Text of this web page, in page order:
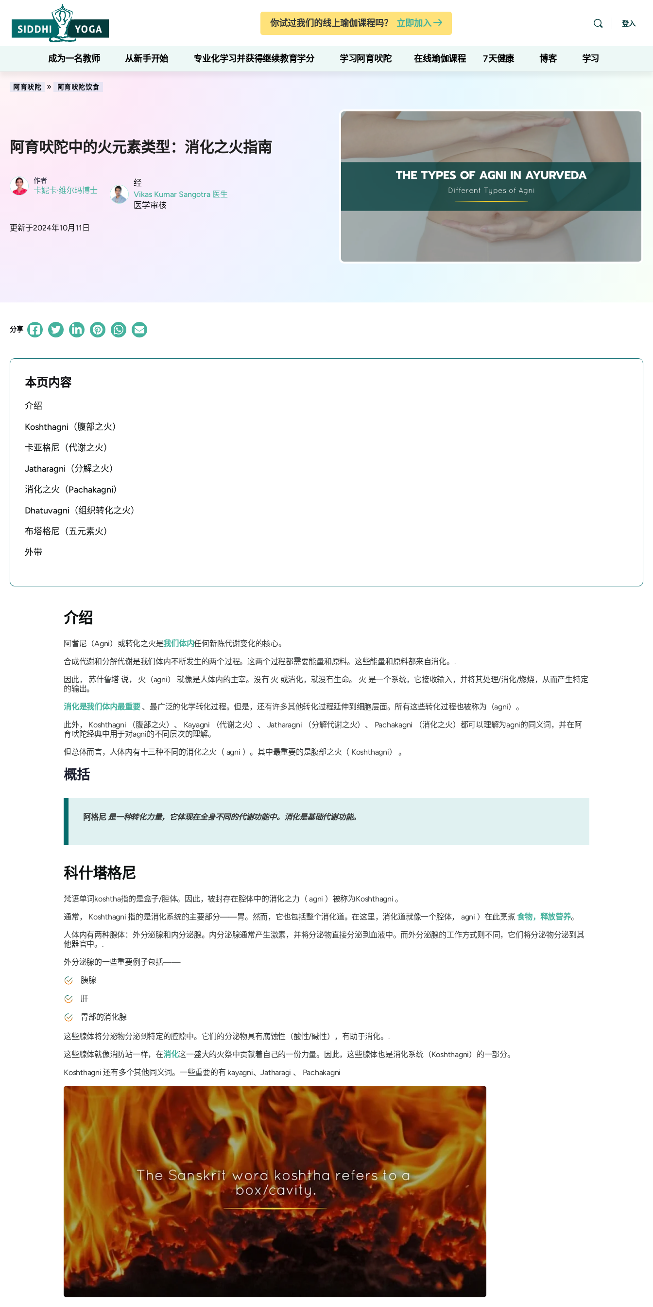
你试过我们的线上瑜伽课程吗？ 立即加入 登入
成为一名教师 从新手开始 专业化学习并获得继续教育学分 学习阿育吠陀 在线瑜伽课程 7天健康 博客 学习
阿育吠陀 » 阿育吠陀饮食
阿育吠陀中的火元素类型：消化之火指南
作者
卡妮卡·维尔玛博士
经
Vikas Kumar Sangotra 医生
医学审核
更新于2024年10月11日
分享
本页内容
介绍
Kosht​​hagni（腹部之火）
卡亚格尼（代谢之火）
Jatharagni（分解之火）
消化之火（Pachakagni）
Dhatuvagni（组织转化之火）
布塔格尼（五元素火）
外带
介绍
阿耆尼（Agni） 或转化之火是我们体内任何新陈代谢变化的核心。
合成代谢和分解代谢是我们体内不断发生的两个过程。这两个过程都需要能量和原料。这些能量和原料都来自消化。.
因此， 苏什鲁塔 说， 火（agni） 就像是人体内的主宰。没有 火 或消化，就没有生命。 火 是一个系统，它接收输入，并将其处理/消化/燃烧，从而产生特定
的输出。
消化是我们体内最重要、最广泛的化学转化过程。但是，还有许多其他转化过程延伸到细胞层面。所有这些转化过程也被称为 （agni）。
此外， Kosht​​hagni （腹部之火）、 Kayagni （代谢之火）、 Jatharagni （分解代谢之火）、 Pachakagni
（消化之火）都可以理解为agni的同义词，并在阿
育吠陀经典中用于对agni的不同层次的理解。
但总体而言，人体内有十三种不同的消化之火（ agni ）。其中最重要的是腹部之火（ Kosht​​hagni） 。
概括
阿格尼是一种转化力量，它体现在全身不同的代谢功能中。消化是基础代谢功能。
科什塔格尼
梵语单词 koshtha指的是盒子/腔体。因此，被封存在腔体中的消化之力（agni ）被称为Kosht​​hagni 。
通常， Kosht​​hagni 指的是消化系统的主要部分——胃。然而，它也包括整个消化道。在这里，消化道就像一个腔体， agni ）在此烹煮食物，释放营养。
人体内有两种腺体：外分泌腺和内分泌腺。内分泌腺通常产生激素，并将分泌物直接分泌到血液中。而外分泌腺的工作方式则不同，它们将分泌物分泌到其
他器官中。.
外分泌腺的一些重要例子包括——
胰腺
肝
胃部的消化腺
这些腺体将分泌物分泌到特定的腔隙中。它们的分泌物具有腐蚀性（酸性/碱性），有助于消化。.
这些腺体就像消防站一样，在消化这一盛大的火祭中贡献着自己的一份力量。因此，这些腺体也是消化系统（Kosht​​hagni） 的一部分。
Kosht​​hagni 还有多个其他同义词。一些重要的有 kayagni、Jatharagi 、 Pachakagni